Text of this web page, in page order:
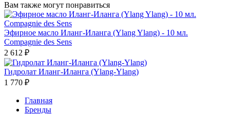
Вам также могут понравиться
Эфирное масло Иланг-Иланга (Ylang Ylang) - 10 мл.
Compagnie des Sens
2 612 ₽
Гидролат Иланг-Иланга (Ylang-Ylang)
1 770 ₽
Главная
Бренды